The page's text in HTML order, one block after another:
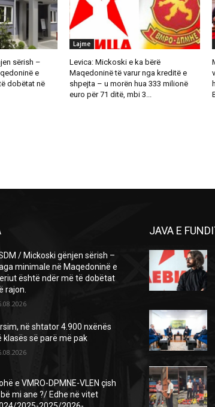
sërish –
e
dobëtat në
Lajme
Levica: Mickoski e ka bërë
Maqedoninë të varur nga kreditë e
shpejta – u morën hua 333 milionë
euro për 71 ditë, mbi 3...
/ Mickoski gënjen sërish –
minimale në Maqedoninë e
është ndër më të dobëtat
rajon.
në shtator 4.900 nxënës
klasës së parë më pak
e VMRO-DPMNE-VLEN çish
mi ane ?/ Edhe në vitet
JAVA E